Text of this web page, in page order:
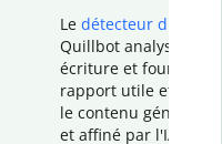
Le détecteur d'IA
Quillbot analyse votre
écriture et fournit un
rapport utile et
le contenu généré
et affiné par l'IA